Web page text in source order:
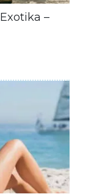
–